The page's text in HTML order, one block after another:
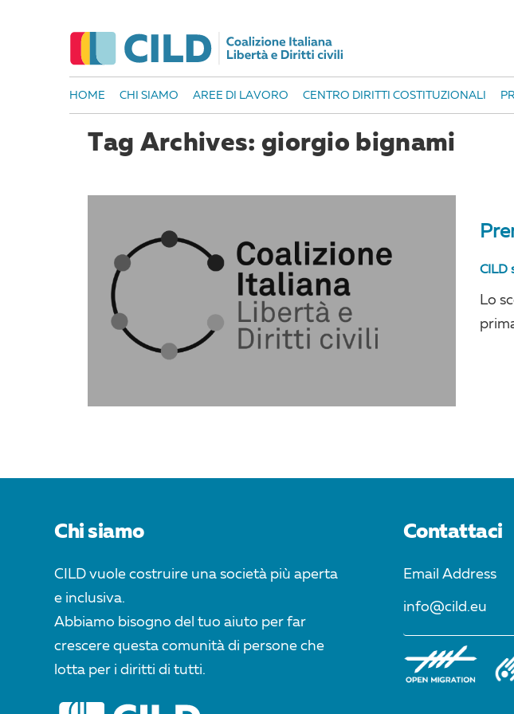
HOME CHI SIAMO AREE DI LAVORO CENTRO DIRITTI COSTITUZIONALI
Tag Archives: giorgio bignami
CILD
Lo
Chi siamo
CILD vuole costruire una società più aperta
e inclusiva.
Abbiamo bisogno del tuo aiuto per far
crescere questa comunità di persone che
lotta per i diritti di tutti.
Contattaci
Email Address
info@cild.eu